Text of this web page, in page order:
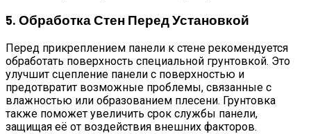
5. Обработка Стен Перед Установкой
Перед прикреплением панели к стене рекомендуется
обработать поверхность специальной грунтовкой. Это
улучшит сцепление панели с поверхностью и
предотвратит возможные проблемы, связанные с
влажностью или образованием плесени. Грунтовка
также поможет увеличить срок службы панели,
защищая её от воздействия внешних факторов.